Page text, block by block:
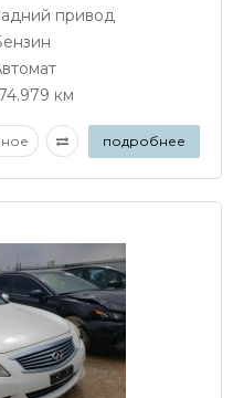
привод
км
подробнее